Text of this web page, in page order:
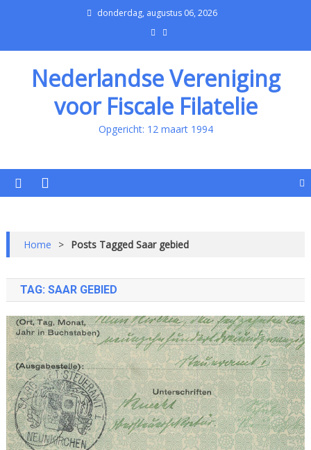
donderdag, augustus 06, 2026
Nederlandse Vereniging
voor Fiscale Filatelie
Opgericht: 12 maart 1994
Home > Posts Tagged Saar gebied
TAG: SAAR GEBIED